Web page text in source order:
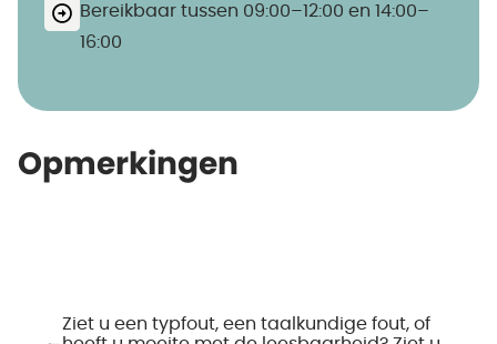
Bereikbaar tussen 09:00–12:00 en 14:00–
16:00
Opmerkingen
Ziet u een typfout, een taalkundige fout, of